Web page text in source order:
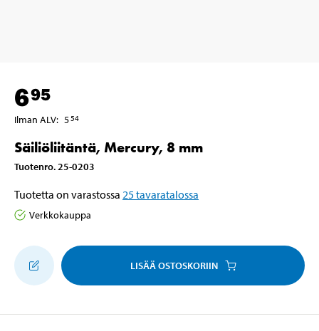
695
Ilman ALV: 554
Säiliöliitäntä, Mercury, 8 mm
Tuotenro. 25-0203
Tuotetta on varastossa 25tavaratalossa
Verkkokauppa
LISÄÄ OSTOSKORIIN